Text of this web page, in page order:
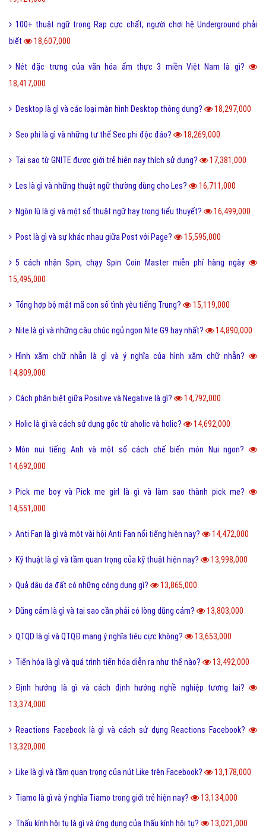
100+ thuật ngữ trong Rap cực chất, người chơi hệ Underground phải
biết
18,607,000
Nét đặc trưng của văn hóa ẩm thực 3 miền Việt Nam là gì?
18,417,000
Desktop là gì và các loại màn hình Desktop thông dụng? 18,297,000
Seo phi là gì và những tư thế Seo phi độc đáo? 18,269,000
Tại sao từ GNITE được giới trẻ hiện nay thích sử dụng? 17,381,000
Les là gì và những thuật ngữ thường dùng cho Les? 16,711,000
Ngôn lù là gì và một số thuật ngữ hay trong tiểu thuyết? 16,499,000
Post là gì và sự khác nhau giữa Post với Page? 15,595,000
5 cách nhận Spin, chạy Spin Coin Master miễn phí hàng ngày
15,495,000
Tổng hợp bộ mật mã con số tình yêu tiếng Trung? 15,119,000
Nite là gì và những câu chúc ngủ ngon Nite G9 hay nhất? 14,890,000
Hình xăm chữ nhẫn là gì và ý nghĩa của hình xăm chữ nhẫn?
14,809,000
Cách phân biệt giữa Positive và Negative là gì? 14,792,000
Holic là gì và cách sử dụng gốc từ aholic và holic? 14,692,000
Món nui tiếng Anh và một số cách chế biến món Nui ngon?
14,692,000
Pick me boy và Pick me girl là gì và làm sao thành pick me?
14,551,000
Anti Fan là gì và một vài hội Anti Fan nổi tiếng hiện nay? 14,472,000
Kỹ thuật là gì và tầm quan trọng của kỹ thuật hiện nay? 13,998,000
Quả dâu da đất có những công dụng gì? 13,865,000
Dũng cảm là gì và tại sao cần phải có lòng dũng cảm? 13,803,000
QTQD là gì và QTQĐ mang ý nghĩa tiêu cực không? 13,653,000
Tiến hóa là gì và quá trình tiến hóa diễn ra như thế nào? 13,492,000
Định hướng là gì và cách định hướng nghề nghiệp tương lai?
13,374,000
Reactions Facebook là gì và cách sử dụng Reactions Facebook?
13,320,000
Like là gì và tầm quan trọng của nút Like trên Facebook? 13,178,000
Tiamo là gì và ý nghĩa Tiamo trong giới trẻ hiện nay? 13,134,000
Thấu kính hội tụ là gì và ứng dụng của thấu kính hội tụ? 13,021,000